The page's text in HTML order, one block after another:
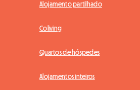
Alojamento partilhado
Coliving
Quartos de hóspedes
Alojamentos inteiros